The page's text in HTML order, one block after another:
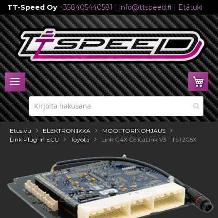
TT-Speed Oy +358405440581 | info@ttspeed.fi | Etätuki
Skip
to
Content
Etusivu ELEKTRONIIKKA
MOOTTORINOHJAUS
Link Plug-In ECU
Toyota Link G4X CelicaLink V3 - TST205X
end